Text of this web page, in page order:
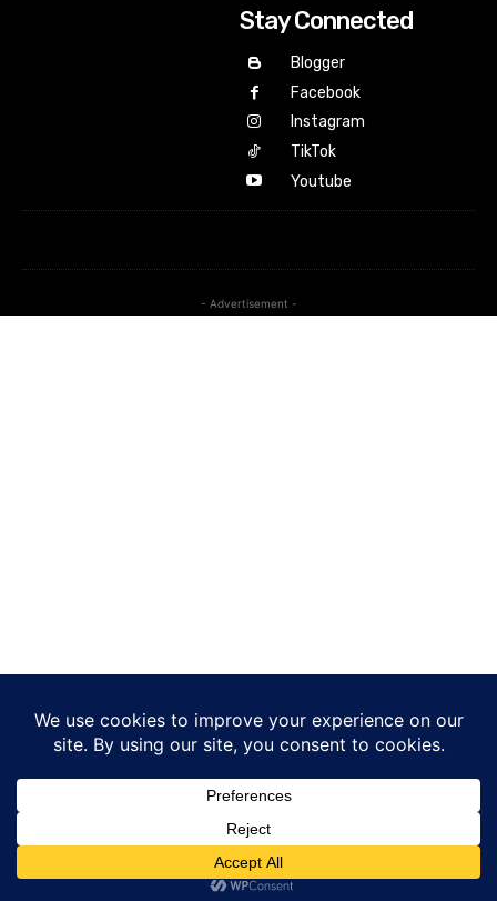
Stay Connected
Blogger
Facebook
Instagram
TikTok
Youtube
- Advertisement -
© Global Max Networks Private Limited | All rights reserved.